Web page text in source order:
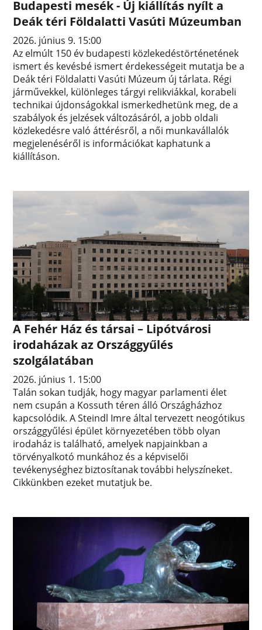
Budapesti mesék - Új kiállítás nyílt a
Deák téri Földalatti Vasúti Múzeumban
2026. június 9. 15:00
Az elmúlt 150 év budapesti közlekedéstörténetének
ismert és kevésbé ismert érdekességeit mutatja be a
Deák téri Földalatti Vasúti Múzeum új tárlata. Régi
járművekkel, különleges tárgyi relikviákkal, korabeli
technikai újdonságokkal ismerkedhetünk meg, de a
szabályok és jelzések változásáról, a jobb oldali
közlekedésre való áttérésről, a női munkavállalók
megjelenéséről is információkat kaphatunk a
kiállításon.
A Fehér Ház és társai – Lipótvárosi
irodaházak az Országgyűlés
szolgálatában
2026. június 1. 15:00
Talán sokan tudják, hogy magyar parlamenti élet
nem csupán a Kossuth téren álló Országházhoz
kapcsolódik. A Steindl Imre által tervezett neogótikus
országgyűlési épület környezetében több olyan
irodaház is található, amelyek napjainkban a
törvényalkotó munkához és a képviselői
tevékenységhez biztosítanak további helyszíneket.
Cikkünkben ezeket mutatjuk be.